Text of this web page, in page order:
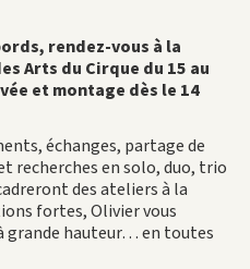
rendez-vous à la
Arts du Cirque du 15 au
et montage dès le 14
échanges, partage de
recherches en solo, duo, trio
des ateliers à la
fortes, Olivier vous
grande hauteur… en toutes